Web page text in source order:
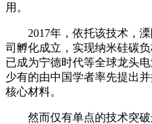
用。
2017年，依托该技术，
司孵化成立，实现纳米硅碳
已成为宁德时代等全球龙头
少有的由中国学者率先提出
核心材料。
然而仅有单点的技术突